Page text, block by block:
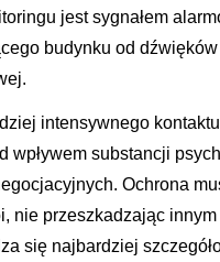
jest sygnałem
budynku od
intensywnego
wpływem substancji
Ochrona
nie przeszkadzając
się najbardziej